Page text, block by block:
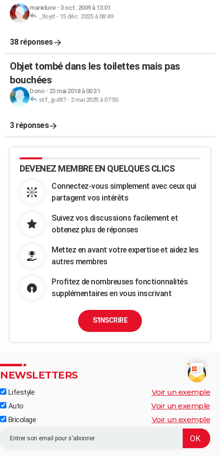
marieluce- 3 oct. 2009 à 13:01
_lloyd - 15 déc. 2025 à 08:49
38 réponses
Objet tombé dans les toilettes mais pas
bouchées
Dono- 23 mai 2018 à 00:31
stf_jpd87- 2 mai 2025 à 07:50
3 réponses
DEVENEZ MEMBRE EN QUELQUES CLICS
Connectez-vous simplement avec ceux qui
partagent vos intérêts
Suivez vos discussions facilement et
obtenez plus de réponses
Mettez en avant votre expertise et aidez les
autres membres
Profitez de nombreuses fonctionnalités
supplémentaires en vous inscrivant
S'INSCRIRE
NEWSLETTERS
Lifestyle Voir un exemple
Auto Voir un exemple
Bricolage Voir un exemple